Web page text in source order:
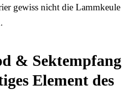
gewiss nicht die Lammkeule
& Sektempfang
Element des